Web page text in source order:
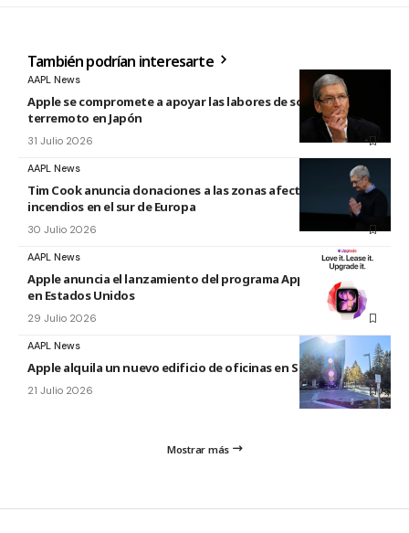
También podrían interesarte
AAPL News
Apple se compromete a apoyar las labores de socorro tras el
terremoto en Japón
31 Julio 2026
AAPL News
Tim Cook anuncia donaciones a las zonas afectadas por los
incendios en el sur de Europa
30 Julio 2026
AAPL News
Apple anuncia el lanzamiento del programa Apple Upgrade
en Estados Unidos
29 Julio 2026
AAPL News
Apple alquila un nuevo edificio de oficinas en Sunnyvale
21 Julio 2026
Mostrar más